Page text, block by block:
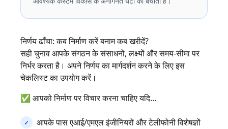
निर्णय ढाँचा: कब निर्माण करें बनाम कब खरीदें?
सही चुनाव आपके संगठन के संसाधनों, लक्ष्यों और समय-सीमा पर
निर्भर करता है। अपने निर्णय का मार्गदर्शन करने के लिए इस
चेकलिस्ट का उपयोग करें।
✅ आपको निर्माण पर विचार करना चाहिए यदि...
आपके पास एआई/एमएल इंजीनियरों और टेलीफोनी विशेषज्ञों